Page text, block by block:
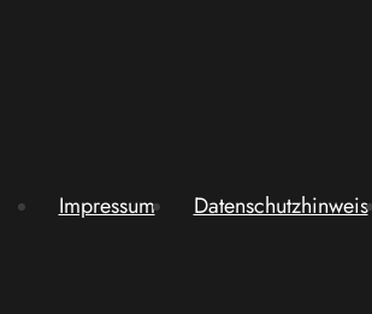
Impressum Datenschutzhinweis